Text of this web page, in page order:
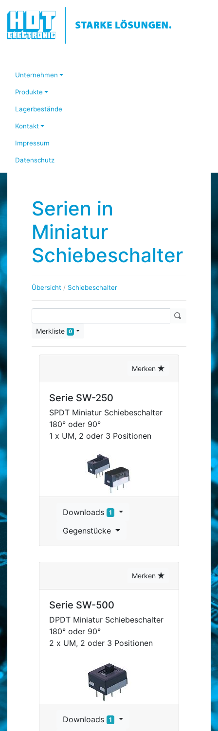
Unternehmen
Produkte
Lagerbestände
Kontakt
Impressum
Datenschutz
Serien in
Miniatur
Schiebeschalter
Übersicht / Schiebeschalter
Merkliste 0
Merken
Serie SW-250
SPDT Miniatur Schiebeschalter
180° oder 90°
1 x UM, 2 oder 3 Positionen
Downloads 1
Gegenstücke
Merken
Serie SW-500
DPDT Miniatur Schiebeschalter
180° oder 90°
2 x UM, 2 oder 3 Positionen
Downloads 1